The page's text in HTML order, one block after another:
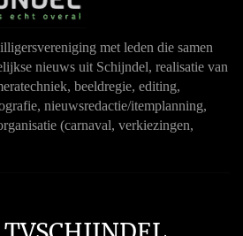
met leden die samen
nieuws uit Schijndel, realisatie van
beeldregie, editing,
nieuwsredactie/itemplanning,
(carnaval, verkiezingen,